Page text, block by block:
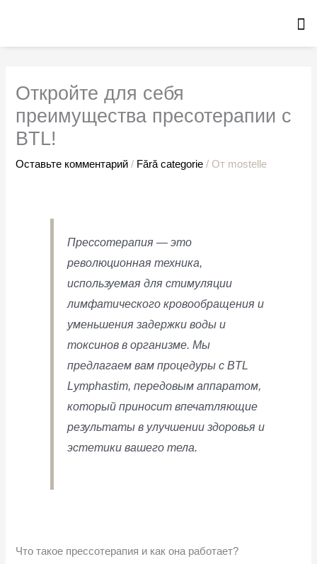
содержимому
Откройте для себя
преимущества пресотерапии с
BTL!
Оставьте комментарий / Fără categorie / От mostelle
Прессотерапия — это
революционная техника,
используемая для стимуляции
лимфатического кровообращения и
уменьшения задержки воды и
токсинов в организме. Мы
предлагаем вам процедуры с BTL
Lymphastim, передовым аппаратом,
который приносит впечатляющие
результаты в улучшении здоровья и
эстетики вашего тела.
Что такое прессотерапия и как она работает?